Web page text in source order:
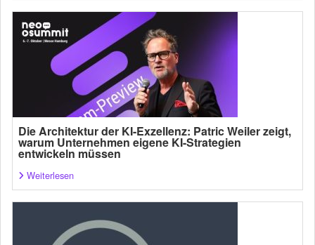
Die Architektur der KI-Exzellenz: Patric Weiler zeigt,
warum Unternehmen eigene KI-Strategien
entwickeln müssen
Weiterlesen